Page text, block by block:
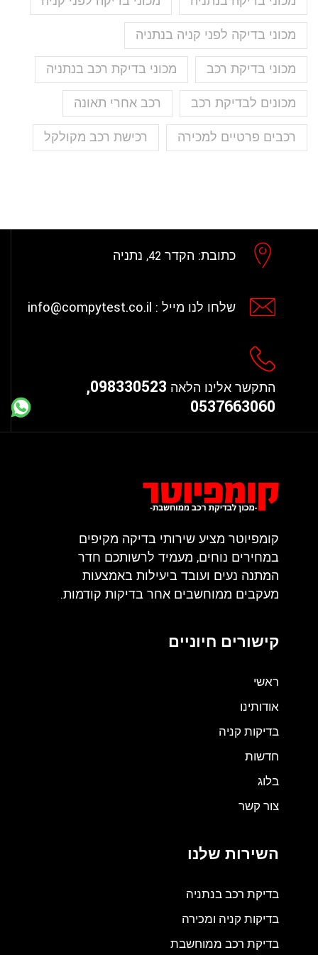
מכוני בדיקה לפני קניה בנתניה
מכוני בדיקת רכב מכוני בדיקת רכב בנתניה
מכונים לבדיקת רכב רכב אחרי תאונה
רכבים פרטיים למכירה רכישת רכב מקולקל
כתובת: הקדר 42, נתניה
שלחו לנו מייל : info@compytest.co.il
התקשר אלינו הלאה
098330523,
0537663060
קומפיוטר מציע שירותי בדיקה מקיפים
במחירים נוחים, מעמיד לרשותכם חדר
המתנה נעים ועובד ביעילות באמצעות
מעקבים ממוחשבים אחר בדיקות קודמות.
קישורים חיוניים
ראשי
אודותינו
בדיקות קניה
חדשות
בלוג
צור קשר
השירות שלנו
בדיקת רכב בנתניה
בדיקות קניה ומכירה
בדיקת רכב ממוחשבת